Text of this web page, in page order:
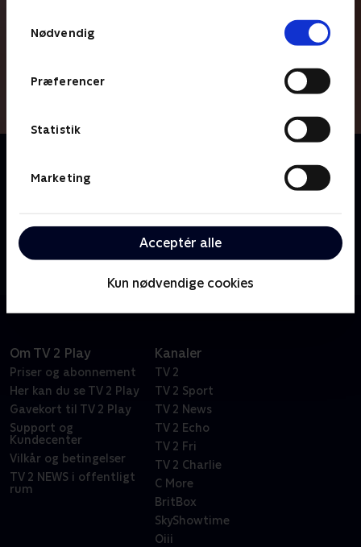
Nødvendig
Præferencer
Statistik
Marketing
Acceptér alle
Kun nødvendige cookies
Programmet 'Jumpstart' og den tilhørende redaktion
er omdrejningspunktet i denne geniale sitcom skabt
skrupskøre redaktion er så upolitiske korrekte som
noget kan være, og det er både pinligt, sjovt og
fusen på hinanden i kampen om penge, sex og jobs.
Om TV 2 Play
Priser og abonnement
Her kan du se TV 2 Play
Gavekort til TV 2 Play
Support og
Kundecenter
Vilkår og betingelser
TV 2 NEWS i offentligt
rum
Kanaler
TV 2
TV 2 Sport
TV 2 News
TV 2 Echo
TV 2 Fri
TV 2 Charlie
C More
BritBox
SkyShowtime
Oiii